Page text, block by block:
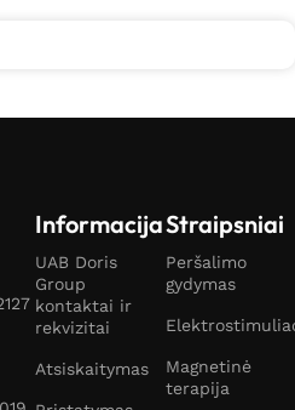
Informacija
UAB Doris
Group
kontaktai ir
rekvizitai
Atsiskaitymas
Straipsniai
Peršalimo
gydymas
Magnetinė
terapija